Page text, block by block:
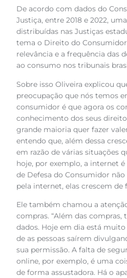
De acordo com dados do
Justiça, entre 2018 e 2022,
distribuídas nas Justiças
tema o Direito do
relevância e a frequência das
ao consumo nos tribunais
Sobre isso Oliveira explicou
preocupação que nós temos
consumidor é que agora os
conhecimento dos seus
grande maioria quer fazer
entendo que, além dessa
em razão de várias situações
hoje, por exemplo, a internet
de Defesa do Consumidor
pela internet, elas crescem de
Ele também chamou a
compras. “Além das compras,
dados. Hoje em dia está
de as pessoas saírem
sua permissão. A falta de
online, por exemplo, é uma
de forma assustadora. Há o